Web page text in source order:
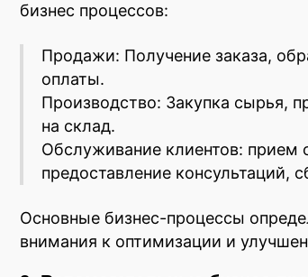
бизнес процессов:
Продажи: Получение заказа,
оплаты.
Производство: Закупка сырья,
на склад.
Обслуживание клиентов: прием
предоставление консультаций,
Основные бизнес-процессы
внимания к оптимизации и